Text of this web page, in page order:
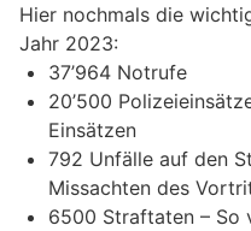
Hier nochmals die
Jahr 2023:
37’964 Notrufe
20’500
Einsätzen
792 Unfälle auf den
Missachten des
6500 Straftaten – So